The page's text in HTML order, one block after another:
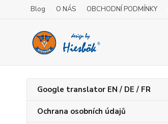
Blog O NÁS OBCHODNÍ PODMÍNKY
Google translator EN / DE / FR
Ochrana osobních údajů